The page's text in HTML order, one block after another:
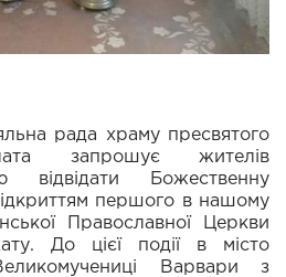
рада храму пресвятого
запрошує жителів
відвідати Божественну
першого в нашому
Православної Церкви
До цієї події в місто
Варвари з